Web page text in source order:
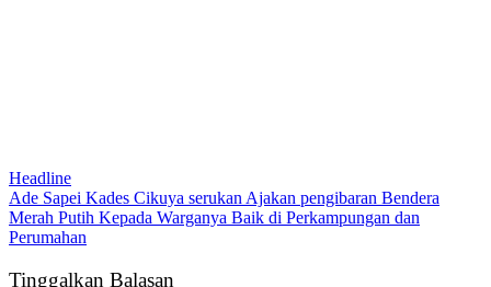
Headline
Ade Sapei Kades Cikuya serukan Ajakan pengibaran Bendera
Merah Putih Kepada Warganya Baik di Perkampungan dan
Perumahan
Tinggalkan Balasan